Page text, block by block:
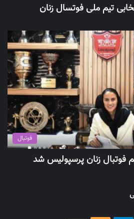
تیم ملی فوتسال زنان
فوتبال
فوتبال زنان پرسپولیس شد